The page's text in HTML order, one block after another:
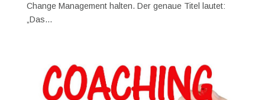
Change Management halten. Der genaue Titel lautet:
„Das...